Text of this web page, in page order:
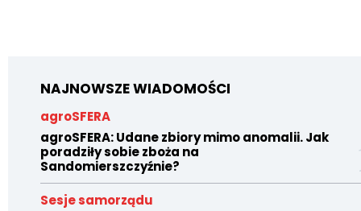
NAJNOWSZE WIADOMOŚCI
agroSFERA
agroSFERA: Udane zbiory mimo anomalii. Jak
poradziły sobie zboża na
Sandomierszczyźnie?
Sesje samorządu